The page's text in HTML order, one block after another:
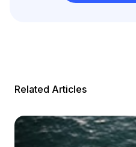
Related Articles